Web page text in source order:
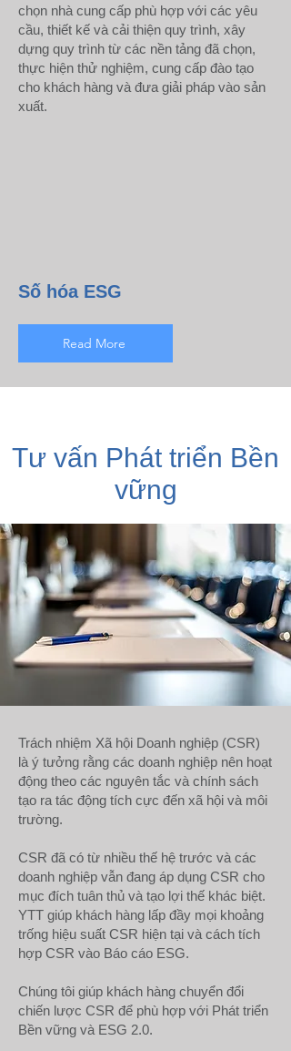
chọn nhà cung cấp phù hợp với các yêu
cầu, thiết kế và cải thiện quy trình, xây
dựng quy trình từ các nền tảng đã chọn,
thực hiện thử nghiệm, cung cấp đào tạo
cho khách hàng và đưa giải pháp vào sản
xuất.
Số hóa ESG
Read More
Tư vấn Phát triển Bền
vững
Trách nhiệm Xã hội Doanh nghiệp (CSR)
là ý tưởng rằng các doanh nghiệp nên hoạt
động theo các nguyên tắc và chính sách
tạo ra tác động tích cực đến xã hội và môi
trường.
CSR đã có từ nhiều thế hệ trước và các
doanh nghiệp vẫn đang áp dụng CSR cho
mục đích tuân thủ và tạo lợi thế khác biệt.
YTT giúp khách hàng lấp đầy mọi khoảng
trống hiệu suất CSR hiện tại và cách tích
hợp CSR vào Báo cáo ESG.
Chúng tôi giúp khách hàng chuyển đổi
chiến lược CSR để phù hợp với Phát triển
Bền vững và ESG 2.0.